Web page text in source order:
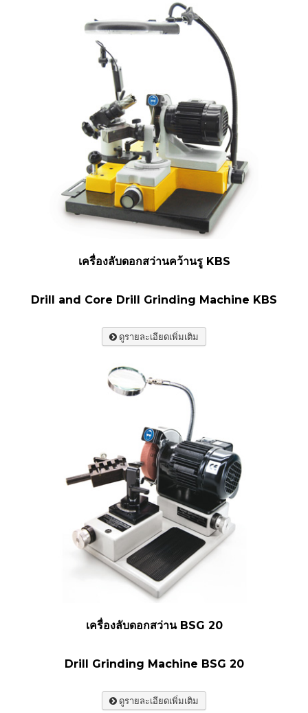
เครื่องลับดอกสว่านคว้านรู KBS
Drill and Core Drill Grinding Machine KBS
ดูรายละเอียดเพิ่มเติม
เครื่องลับดอกสว่าน BSG 20
Drill Grinding Machine BSG 20
ดูรายละเอียดเพิ่มเติม